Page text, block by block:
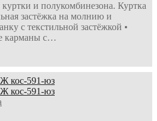
и полукомбинезона. Куртка
застёжка на молнию и
с текстильной застёжкой •
карманы с…